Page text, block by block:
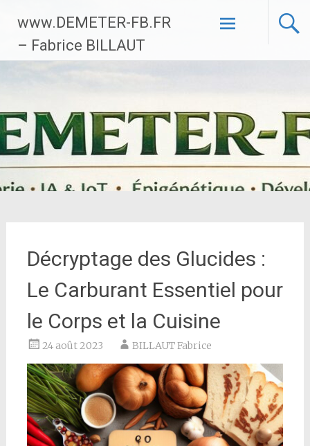
contenu
principal
www.DEMETER-FB.FR
– Fabrice BILLAUT
Décryptage des Glucides :
Le Carburant Essentiel pour
le Corps et la Cuisine
24 août 2023 BILLAUT Fabrice